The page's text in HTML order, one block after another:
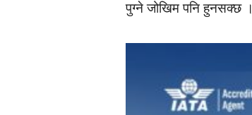
पुग्ने जोखिम पनि हुनसक्छ ।